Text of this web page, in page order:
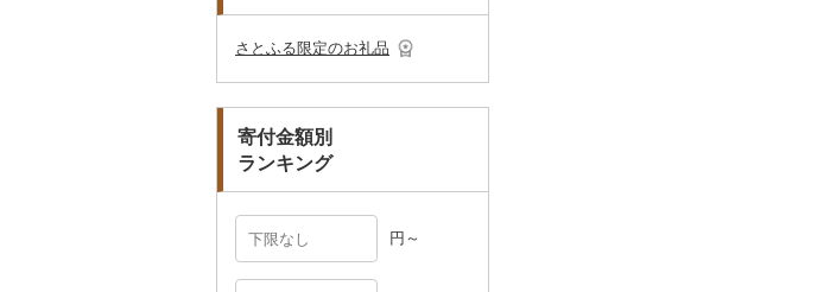
その他のゴルフプレー
その他食器
ペット用品
その他雑貨
その他アクセサリー
マフラー・手袋
さとふる限定のお礼品
寄付金額別
ランキング
円～